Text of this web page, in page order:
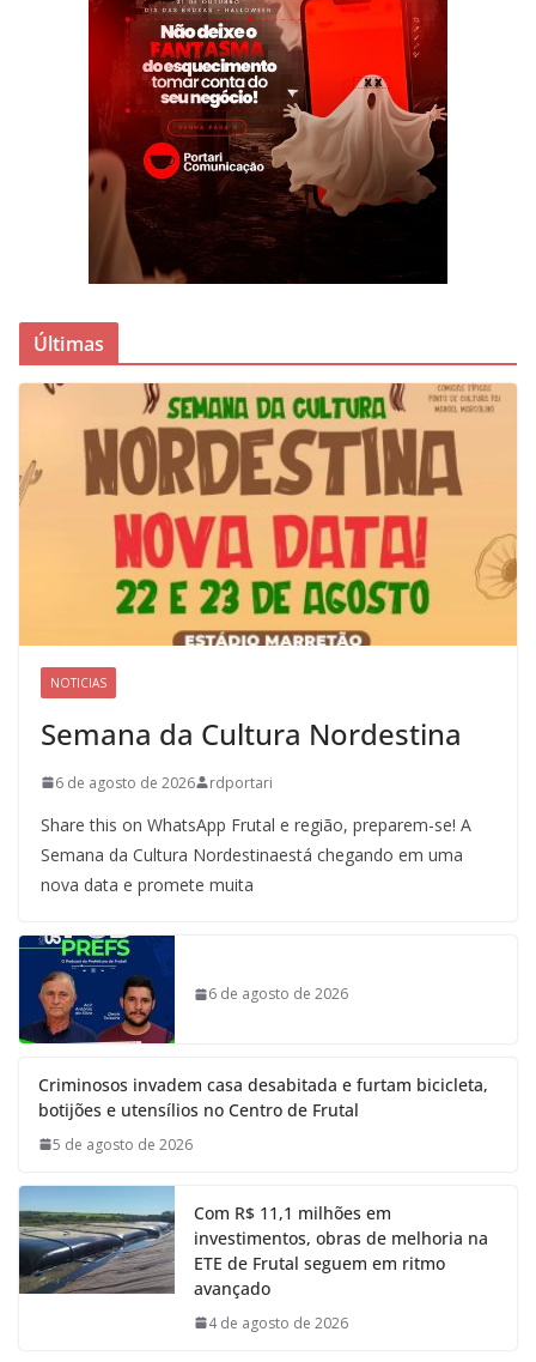
Últimas
NOTICIAS
Semana da Cultura Nordestina
6 de agosto de 2026 rdportari
Share this on WhatsApp Frutal e região, preparem-se! A
Semana da Cultura Nordestinaestá chegando em uma
nova data e promete muita
6 de agosto de 2026
Criminosos invadem casa desabitada e furtam bicicleta,
botijões e utensílios no Centro de Frutal
5 de agosto de 2026
Com R$ 11,1 milhões em
investimentos, obras de melhoria na
ETE de Frutal seguem em ritmo
avançado
4 de agosto de 2026